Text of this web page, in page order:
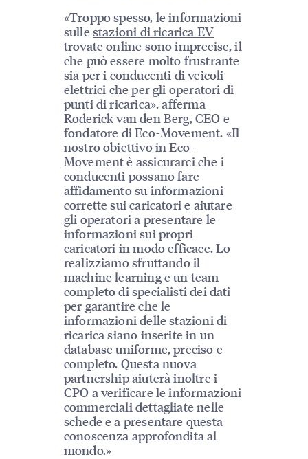
«Troppo spesso, le informazioni
sulle stazioni di ricarica EV
trovate online sono imprecise, il
che può essere molto frustrante
sia per i conducenti di veicoli
elettrici che per gli operatori di
punti di ricarica», afferma
Roderick van den Berg, CEO e
fondatore di Eco-Movement. «Il
nostro obiettivo in Eco-
Movement è assicurarci che i
conducenti possano fare
affidamento su informazioni
corrette sui caricatori e aiutare
gli operatori a presentare le
informazioni sui propri
caricatori in modo efficace. Lo
realizziamo sfruttando il
machine learning e un team
completo di specialisti dei dati
per garantire che le
informazioni delle stazioni di
ricarica siano inserite in un
database uniforme, preciso e
completo. Questa nuova
partnership aiuterà inoltre i
CPO a verificare le informazioni
commerciali dettagliate nelle
schede e a presentare questa
conoscenza approfondita al
mondo.»